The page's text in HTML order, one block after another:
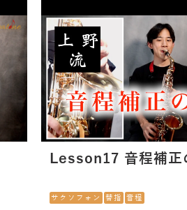
Lesson17 音程補正
サクソフォン 替指 音程